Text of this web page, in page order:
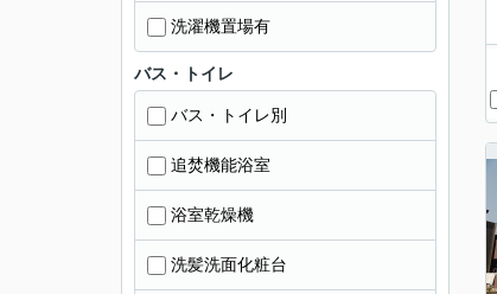
洗濯機置場有
バス・トイレ
バス・トイレ別
追焚機能浴室
浴室乾燥機
洗髪洗面化粧台